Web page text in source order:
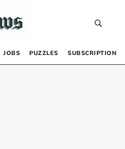
JOBS PUZZLES SUBSCRIPTION